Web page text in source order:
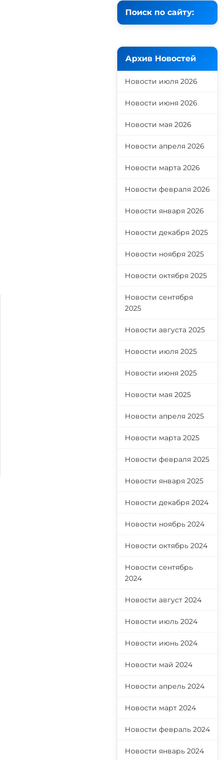
Поиск по сайту:
Архив Новостей
Новости июля 2026
Новости июня 2026
Новости мая 2026
Новости апреля 2026
Новости марта 2026
Новости февраля 2026
Новости января 2026
Новости декабря 2025
Новости ноября 2025
Новости октября 2025
Новости сентября
2025
Новости августа 2025
Новости июля 2025
Новости июня 2025
Новости мая 2025
Новости апреля 2025
Новости марта 2025
Новости февраля 2025
Новости января 2025
Новости декабря 2024
Новости ноябрь 2024
Новости октябрь 2024
Новости сентябрь
2024
Новости август 2024
Новости июль 2024
Новости июнь 2024
Новости май 2024
Новости апрель 2024
Новости март 2024
Новости февраль 2024
Новости январь 2024